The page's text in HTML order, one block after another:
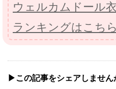
ウェルカムドール
ランキングはこち
▶︎この記事をシェアしません